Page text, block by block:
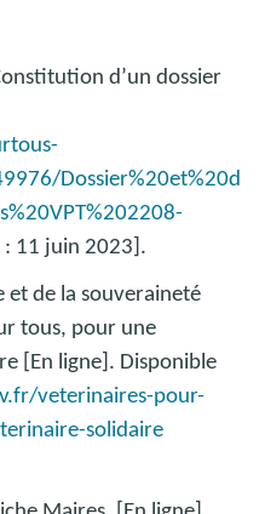
d’un dossier
Dossier%20et%20d
: 11 juin 2023].
et de la souveraineté
tous, pour une
[En ligne]. Disponible
veterinaires-pour-
solidaire